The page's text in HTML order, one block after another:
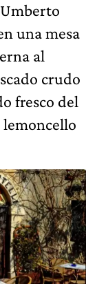
una mesa
al
crudo
fresco del